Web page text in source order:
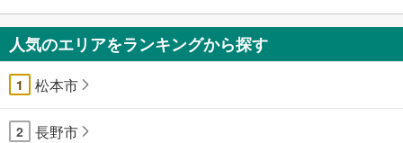
人気のエリアをランキングから探す
1 松本市
2 長野市